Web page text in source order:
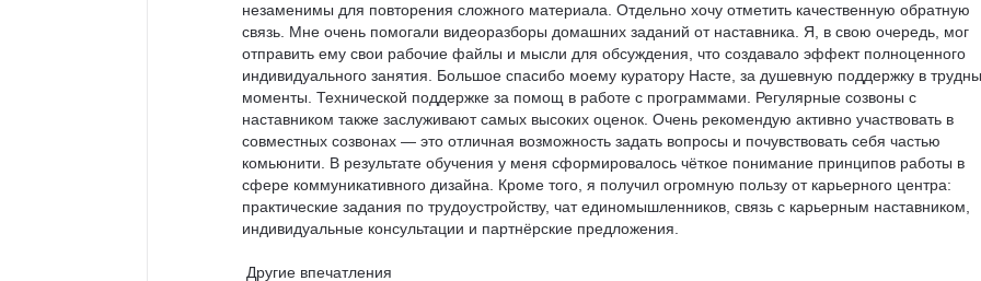
незаменимы для повторения сложного материала. Отдельно хочу отметить качественную обратную
связь. Мне очень помогали видеоразборы домашних заданий от наставника. Я, в свою очередь, мог
отправить ему свои рабочие файлы и мысли для обсуждения, что создавало эффект полноценного
индивидуального занятия. Большое спасибо моему куратору Насте, за душевную поддержку в
моменты. Технической поддержке за помощ в работе с программами. Регулярные созвоны с
наставником также заслуживают самых высоких оценок. Очень рекомендую активно участвовать в
совместных созвонах — это отличная возможность задать вопросы и почувствовать себя частью
комьюнити. В результате обучения у меня сформировалось чёткое понимание принципов работы в
сфере коммуникативного дизайна. Кроме того, я получил огромную пользу от карьерного центра:
практические задания по трудоустройству, чат единомышленников, связь с карьерным наставником,
индивидуальные консультации и партнёрские предложения.